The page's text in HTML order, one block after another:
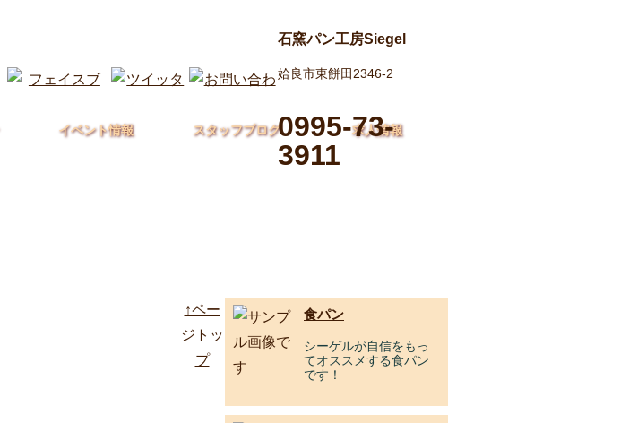
石窯パン工房Siegel
姶良市東餅田2346-2
0995-73-
3911
イベント情報 スタッフブログ 求人情報
食パン
シーゲルが自信をもっ
てオススメする食パン
です！
↑ペー
ジトッ
プ